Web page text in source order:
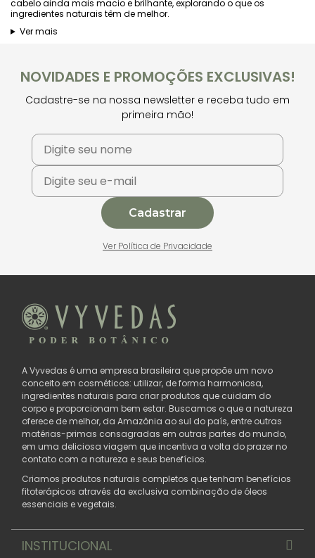
cabelo ainda mais macio e brilhante, explorando o que os
ingredientes naturais têm de melhor.
Ver mais
NOVIDADES E PROMOÇÕES EXCLUSIVAS!
Cadastre-se na nossa newsletter e receba tudo em
primeira mão!
Cadastrar
Ver Política de Privacidade
A Vyvedas é uma empresa brasileira que propõe um novo
conceito em cosméticos: utilizar, de forma harmoniosa,
ingredientes naturais para criar produtos que cuidam do
corpo e proporcionam bem estar. Buscamos o que a natureza
oferece de melhor, da Amazônia ao sul do país, entre outras
matérias-primas consagradas em outras partes do mundo,
em uma deliciosa viagem que incentiva a volta do prazer no
contato com a natureza e seus benefícios.
Criamos produtos naturais completos que tenham benefícios
fitoterápicos através da exclusiva combinação de óleos
essenciais e vegetais.
INSTITUCIONAL